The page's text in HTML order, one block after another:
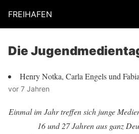
FREIHAFEN
Die
Henry Notka, Carla Engels und
vor 7 Jahren
Einmal im Jahr treffen sich junge
16 und 27 Jahren aus ganz